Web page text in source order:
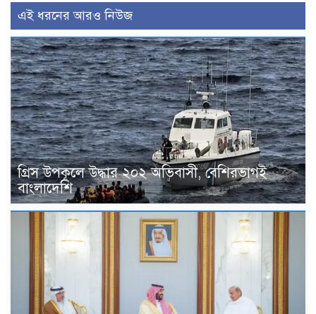
এই ধরনের আরও নিউজ
গ্রিস উপকূলে উদ্ধার ২০২ অভিবাসী, বেশিরভাগই
বাংলাদেশি